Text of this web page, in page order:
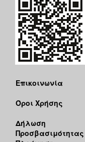
Επικοινωνία
Όροι Χρήσης
Δήλωση
Προσβασιμότητας